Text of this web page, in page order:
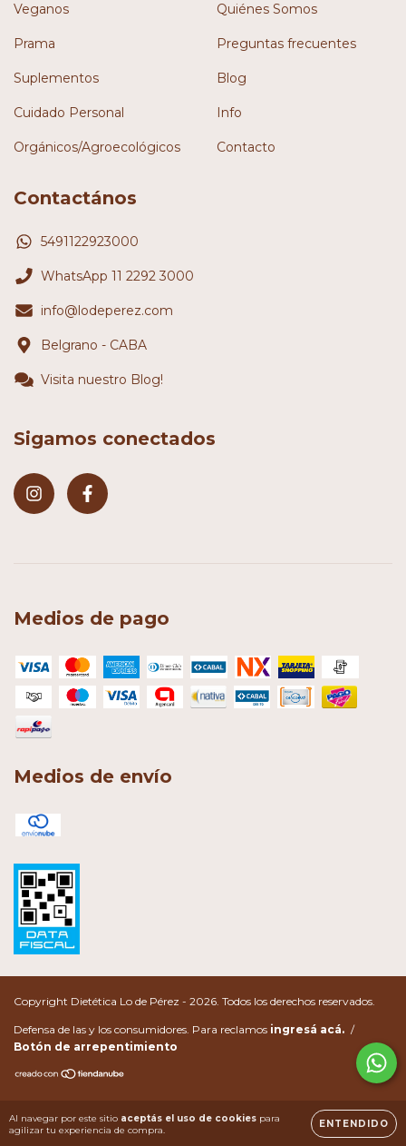
Al navegar por este sitio aceptás el uso de cookies para
agilizar tu experiencia de compra.
ENTENDIDO
Veganos
Prama
Suplementos
Cuidado Personal
Orgánicos/Agroecológicos
Quiénes Somos
Preguntas frecuentes
Blog
Info
Contacto
Contactános
5491122923000
WhatsApp 11 2292 3000
info@lodeperez.com
Belgrano - CABA
Visita nuestro Blog!
Sigamos conectados
Medios de pago
Medios de envío
Copyright Dietética Lo de Pérez - 2026. Todos los derechos reservados.
Defensa de las y los consumidores. Para reclamos ingresá acá. /
Botón de arrepentimiento